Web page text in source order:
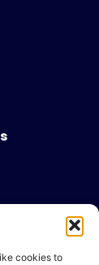
cookies to